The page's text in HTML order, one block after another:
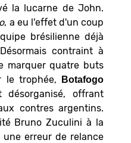
la lucarne de John.
, a eu l'effet d'un coup
brésilienne déjà
contraint à
marquer quatre buts
le trophée,
Botafogo
désorganisé, offrant
contres argentins.
Bruno Zuculini à la
erreur de relance